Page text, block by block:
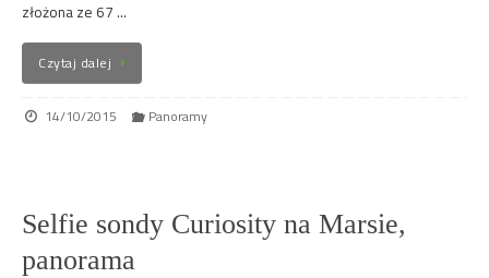
złożona ze 67 …
Czytaj dalej
14/10/2015 Panoramy
Selfie sondy Curiosity na Marsie,
panorama